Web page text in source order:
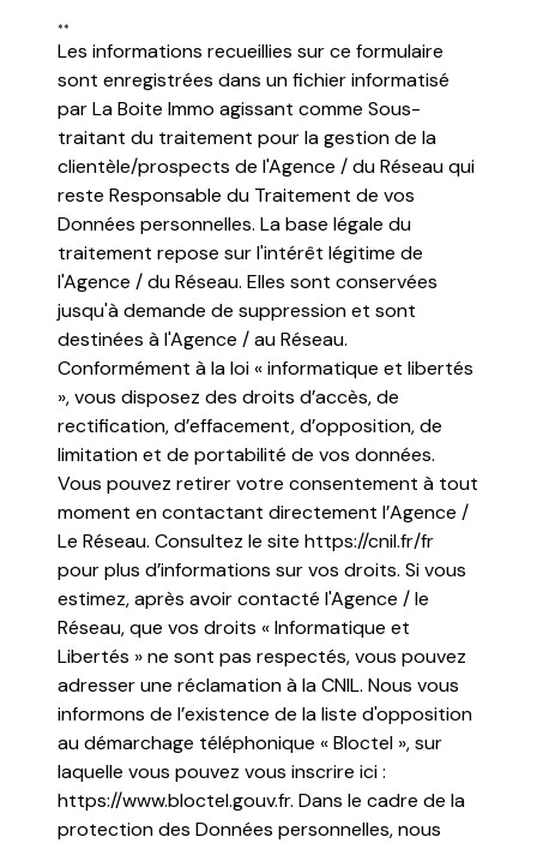
**
Les informations recueillies sur ce formulaire
sont enregistrées dans un fichier informatisé
par La Boite Immo agissant comme Sous-
traitant du traitement pour la gestion de la
clientèle/prospects de l'Agence / du Réseau qui
reste Responsable du Traitement de vos
Données personnelles. La base légale du
traitement repose sur l'intérêt légitime de
l'Agence / du Réseau. Elles sont conservées
jusqu'à demande de suppression et sont
destinées à l'Agence / au Réseau.
Conformément à la loi « informatique et libertés
», vous disposez des droits d’accès, de
rectification, d’effacement, d’opposition, de
limitation et de portabilité de vos données.
Vous pouvez retirer votre consentement à tout
moment en contactant directement l’Agence /
Le Réseau. Consultez le site https://cnil.fr/fr
pour plus d’informations sur vos droits. Si vous
estimez, après avoir contacté l'Agence / le
Réseau, que vos droits « Informatique et
Libertés » ne sont pas respectés, vous pouvez
adresser une réclamation à la CNIL. Nous vous
informons de l’existence de la liste d'opposition
au démarchage téléphonique « Bloctel », sur
laquelle vous pouvez vous inscrire ici :
https://www.bloctel.gouv.fr. Dans le cadre de la
protection des Données personnelles, nous